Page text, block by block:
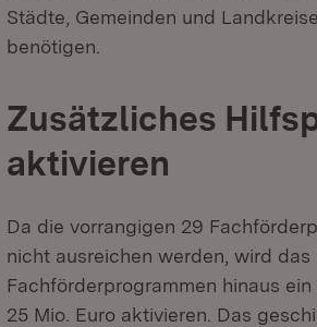
Städte, Gemeinden und
benötigen.
Zusätzliches
aktivieren
Da die vorrangigen 29
nicht ausreichen werden, wird
Fachförderprogrammen hinaus
25 Mio. Euro aktivieren. Das